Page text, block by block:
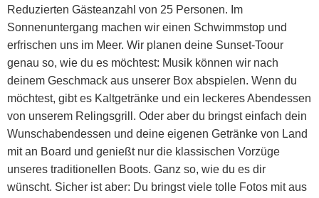
Reduzierten Gästeanzahl von 25 Personen. Im
Sonnenuntergang machen wir einen Schwimmstop und
erfrischen uns im Meer. Wir planen deine Sunset-Toour
genau so, wie du es möchtest: Musik können wir nach
deinem Geschmack aus unserer Box abspielen. Wenn du
möchtest, gibt es Kaltgetränke und ein leckeres Abendessen
von unserem Relingsgrill. Oder aber du bringst einfach dein
Wunschabendessen und deine eigenen Getränke von Land
mit an Board und genießt nur die klassischen Vorzüge
unseres traditionellen Boots. Ganz so, wie du es dir
wünscht. Sicher ist aber: Du bringst viele tolle Fotos mit aus